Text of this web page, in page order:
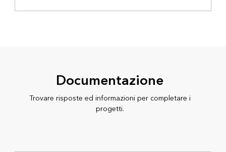
Documentazione
Trovare risposte ed informazioni per completare i
progetti.